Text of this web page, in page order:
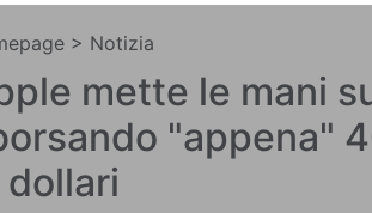
> Notizia
mette le mani
"appena"
dollari